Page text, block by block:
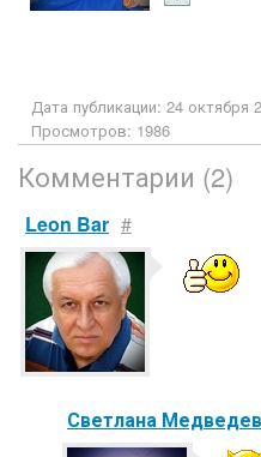
Дата публикации: 24 октября
Просмотров: 1986
Комментарии (2)
Leon Bar #
Светлана